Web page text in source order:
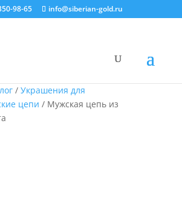
98-65 info@siberian-gold.ru
/ Украшения для
цепи / Мужская цепь из